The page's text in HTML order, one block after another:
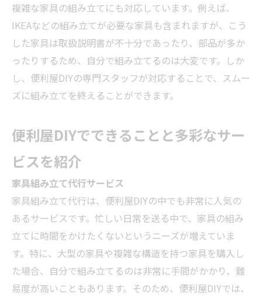
複雑な家具の組み立てにも対応しています。例えば、
IKEAなどの組み立てが必要な家具も含まれますが、こう
した家具は取扱説明書が不十分であったり、部品が多か
ったりするため、自分で組み立てるのは大変です。しか
し、便利屋DIYの専門スタッフが対応することで、スムー
ズに組み立てを終えることができます。
便利屋DIYでできることと多彩なサー
ビスを紹介
家具組み立て代行サービス
家具組み立て代行は、便利屋DIYの中でも非常に人気の
あるサービスです。忙しい日常を送る中で、家具の組み
立てに時間をかけたくないというニーズが増えていま
す。特に、大型の家具や複雑な構造を持つ家具を購入し
た場合、自分で組み立てるのは非常に手間がかかり、難
易度が高いこともあります。そのため、便利屋DIYでは、